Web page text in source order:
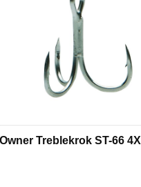
Owner Treblekrok ST-66 4X